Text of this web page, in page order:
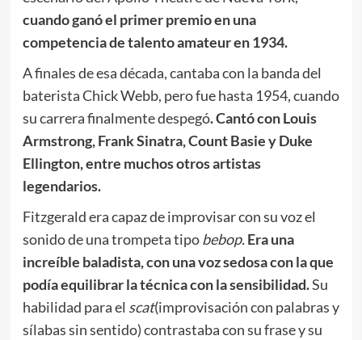
cuando ganó el primer premio en una
competencia de talento amateur en 1934.
A finales de esa década, cantaba con la banda del
baterista Chick Webb, pero fue hasta 1954, cuando
su carrera finalmente despegó. Cantó con Louis
Armstrong, Frank Sinatra, Count Basie y Duke
Ellington, entre muchos otros artistas
legendarios.
Fitzgerald era capaz de improvisar con su voz el
sonido de una trompeta tipobebop. Era una
increíble baladista, con una voz sedosa con la que
podía equilibrar la técnica con la sensibilidad.Su
habilidad para el scat(improvisación con palabras y
sílabas sin sentido) contrastaba con su frase y su